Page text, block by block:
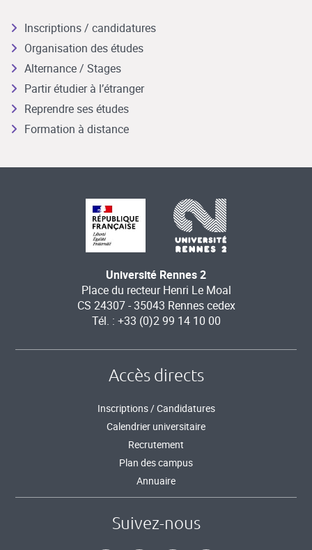
Inscriptions / candidatures
Organisation des études
Alternance / Stages
Partir étudier à l’étranger
Reprendre ses études
Formation à distance
Université Rennes 2
Place du recteur Henri Le Moal
CS 24307 - 35043 Rennes cedex
Tél. : +33 (0)2 99 14 10 00
Accès directs
Inscriptions / Candidatures
Calendrier universitaire
Recrutement
Plan des campus
Annuaire
Suivez-nous